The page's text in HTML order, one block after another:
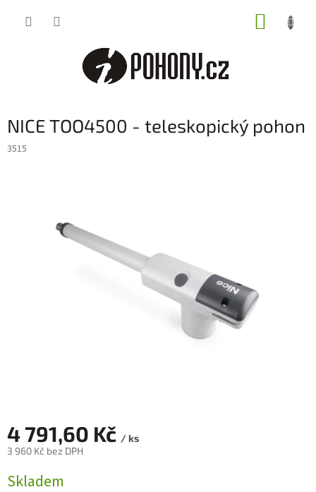
NICE TOO4500 - teleskopický pohon
3515
4 791,60 Kč / ks
3 960 Kč bez DPH
cena:
Skladem